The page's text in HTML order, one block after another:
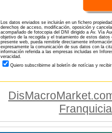
Los datos enviados se incluirán en un fichero
derechos de acceso, modificación, oposición y
acompañado de fotocopia del DNI dirigido a Av. Vía
objetivo de la recogida y el tratamiento de estos
presente web, pueda remitirle directamente
expresamente la comunicación de sus datos con la
información referida a las empresas incluidas en
veracidad.
Quiero subscribirme al boletín de notícias y